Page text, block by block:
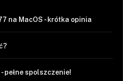
na MacOS - krótka opinia
pełne spolszczenie!